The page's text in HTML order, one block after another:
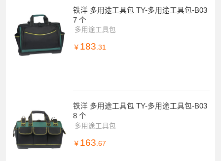
铁洋 多用途工具包 TY-多用途工具包-B03
7 个
多用途工具包
￥ 183 .31
铁洋 多用途工具包 TY-多用途工具包-B03
8 个
多用途工具包
￥ 163 .67